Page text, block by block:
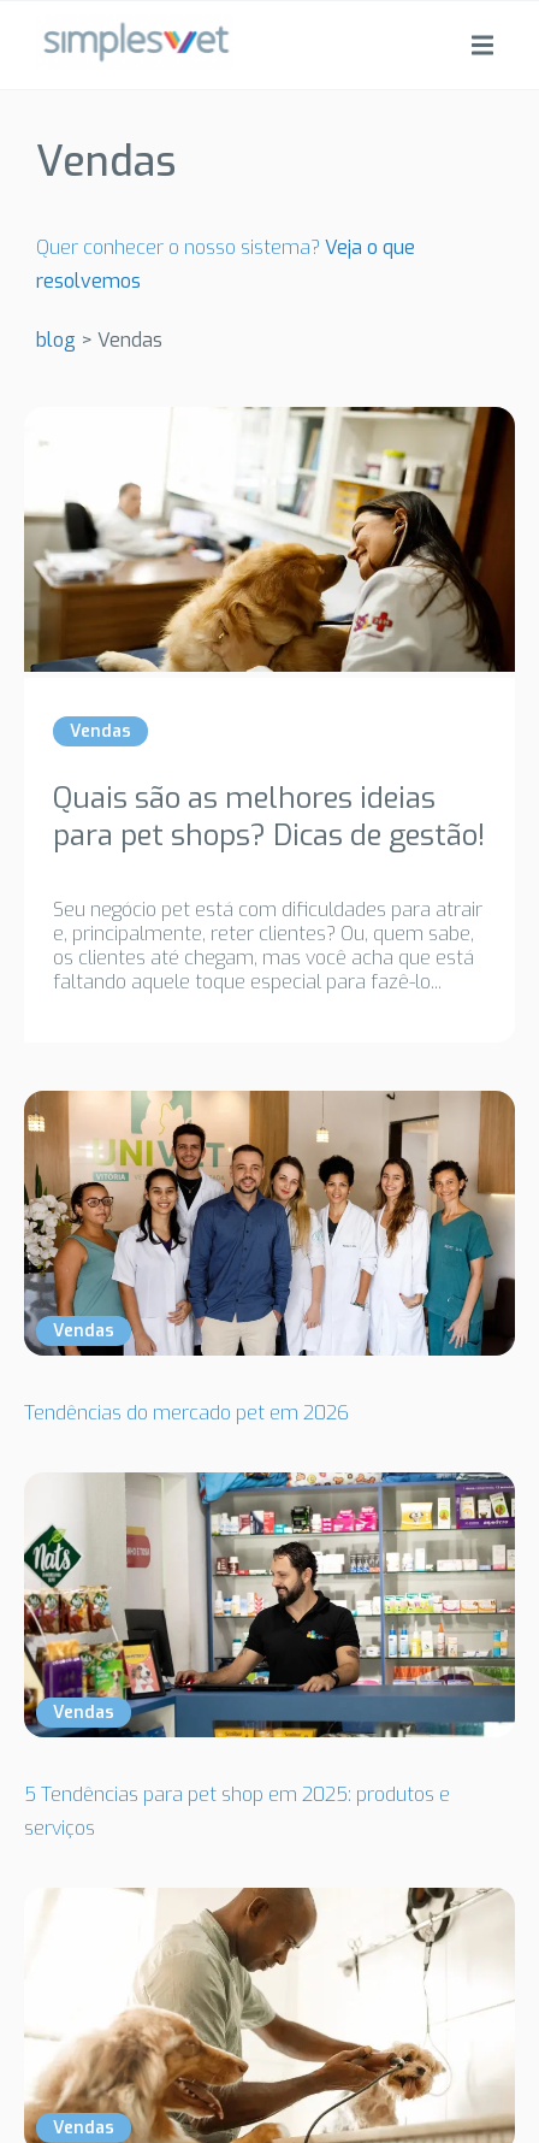
Vendas
Quer conhecer o nosso sistema? Veja o que
resolvemos
blog > Vendas
Vendas
Quais são as melhores ideias
para pet shops? Dicas de gestão!
Seu negócio pet está com dificuldades para atrair
e, principalmente, reter clientes? Ou, quem sabe,
os clientes até chegam, mas você acha que está
faltando aquele toque especial para fazê-lo...
Vendas
Tendências do mercado pet em 2026
Vendas
5 Tendências para pet shop em 2025: produtos e
serviços
Vendas